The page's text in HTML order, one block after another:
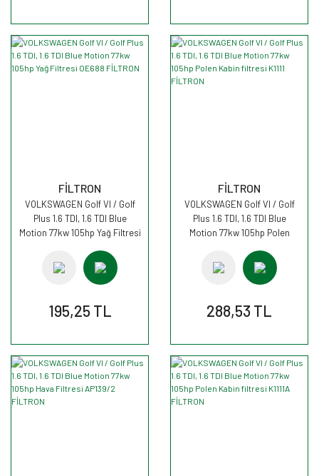
FİLTRON
VOLKSWAGEN Golf VI / Golf
Plus 1.6 TDI, 1.6 TDI Blue
Motion 77kw 105hp Yağ Filtresi
195,25 TL
FİLTRON
VOLKSWAGEN Golf VI / Golf
Plus 1.6 TDI, 1.6 TDI Blue
Motion 77kw 105hp Polen
288,53 TL